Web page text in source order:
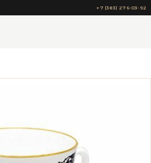
+7 (383) 276-03-92